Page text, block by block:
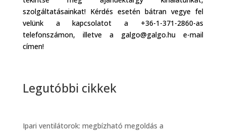
szolgáltatásainkat! Kérdés esetén bátran vegye fel
velünk a kapcsolatot a +36-1-371-2860-as
telefonszámon, illetve a galgo@galgo.hu e-mail
címen!
Legutóbbi cikkek
Ipari ventilátorok: megbízható megoldás a